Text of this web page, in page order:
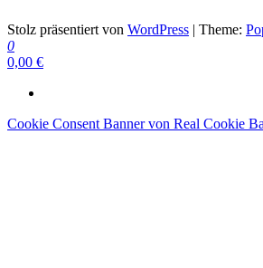
Stolz präsentiert von WordPress | Theme:
0
0,00 €
Cookie Consent Banner von Real Cookie